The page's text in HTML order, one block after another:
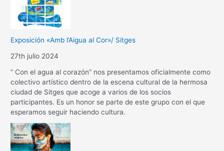
Exposición «Amb l’Aigua al Cor»/ Sitges
27th julio 2024
” Con el agua al corazón” nos presentamos oficialmente como
colectivo artístico dentro de la escena cultural de la hermosa
ciudad de Sitges que acoge a varios de los socios
participantes. Es un honor se parte de este grupo con el que
esperamos seguir haciendo cultura.